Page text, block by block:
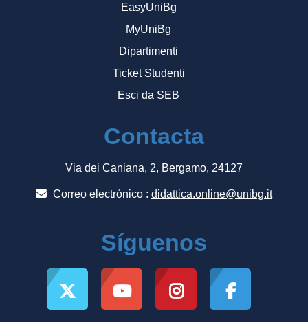
EasyUniBg
MyUniBg
Dipartimenti
Ticket Studenti
Esci da SEB
Contacta
Via dei Caniana, 2, Bergamo, 24127
Correo electrónico : didattica.online@unibg.it
Síguenos